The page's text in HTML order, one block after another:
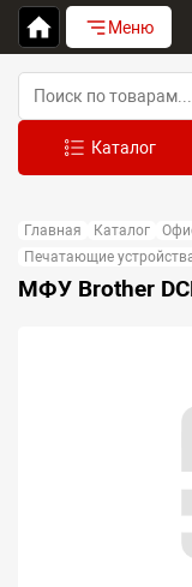
Меню
Главная Каталог
Печатающие
МФУ Brother